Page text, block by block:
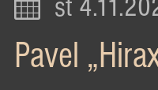
st
Pavel